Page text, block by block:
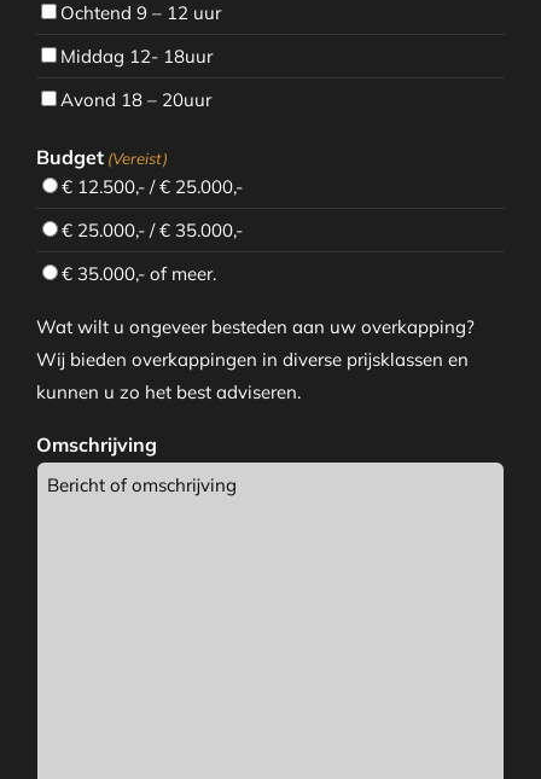
Ochtend 9 – 12 uur
Middag 12- 18uur
Avond 18 – 20uur
Budget (Vereist)
€ 12.500,- / € 25.000,-
€ 25.000,- / € 35.000,-
€ 35.000,- of meer.
Wat wilt u ongeveer besteden aan uw overkapping?
Wij bieden overkappingen in diverse prijsklassen en
kunnen u zo het best adviseren.
Omschrijving